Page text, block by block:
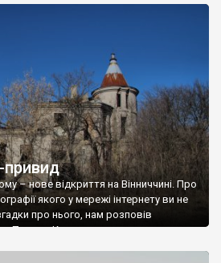
привид
– нове відкриття на Вінниччині. Про
якого у мережі інтернету ви не
про нього, нам розповів
Палац у Красному вразив не лише